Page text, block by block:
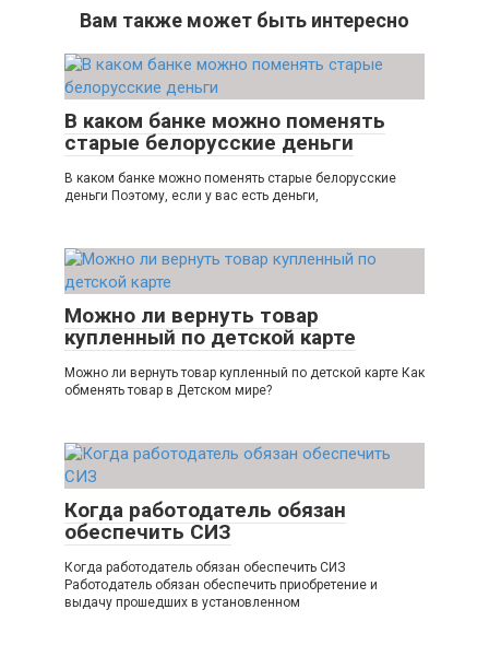
Вам также может быть интересно
В каком банке можно поменять
старые белорусские деньги
В каком банке можно поменять старые белорусские
деньги Поэтому, если у вас есть деньги,
Можно ли вернуть товар
купленный по детской карте
Можно ли вернуть товар купленный по детской карте Как
обменять товар в Детском мире?
Когда работодатель обязан
обеспечить СИЗ
Когда работодатель обязан обеспечить СИЗ
Работодатель обязан обеспечить приобретение и
выдачу прошедших в установленном